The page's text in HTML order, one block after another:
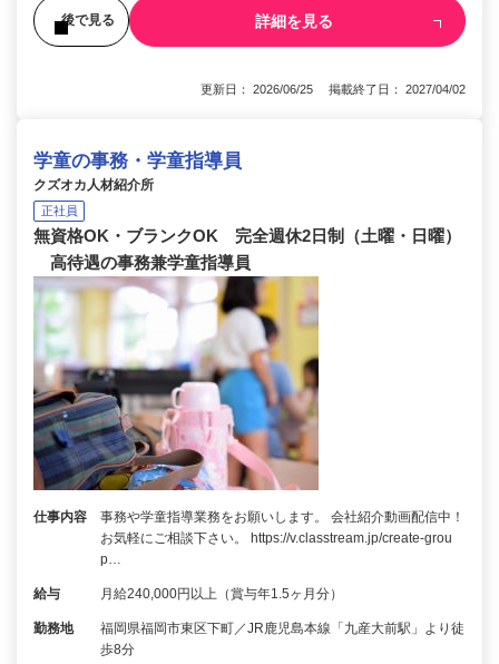
後で見る 詳細を見る
更新日： 2026/06/25 掲載終了日： 2027/04/02
学童の事務・学童指導員
クズオカ人材紹介所
正社員
無資格OK・ブランクOK 完全週休2日制（土曜・日曜）
高待遇の事務兼学童指導員
仕事内容
事務や学童指導業務をお願いします。 会社紹介動画配信中！
お気軽にご相談下さい。 https://v.classtream.jp/create-grou
p…
給与 月給240,000円以上（賞与年1.5ヶ月分）
勤務地
福岡県福岡市東区下町／JR鹿児島本線「九産大前駅」より徒
歩8分